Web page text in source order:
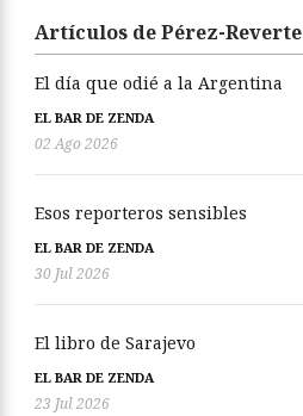
Artículos de Pérez-Reverte
El día que odié a la Argentina
EL BAR DE ZENDA
02 Ago 2026
Esos reporteros sensibles
EL BAR DE ZENDA
30 Jul 2026
El libro de Sarajevo
EL BAR DE ZENDA
23 Jul 2026